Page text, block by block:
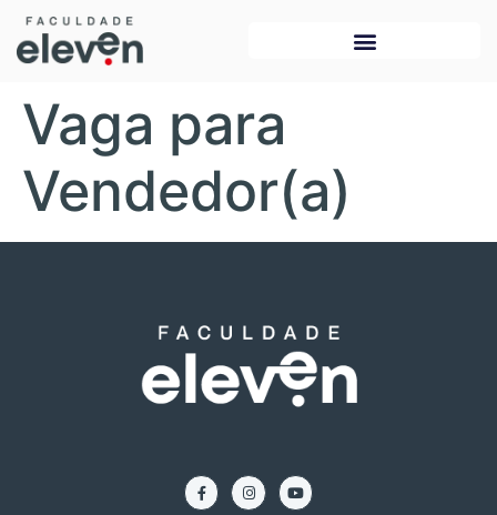
Vaga para
Vendedor(a)